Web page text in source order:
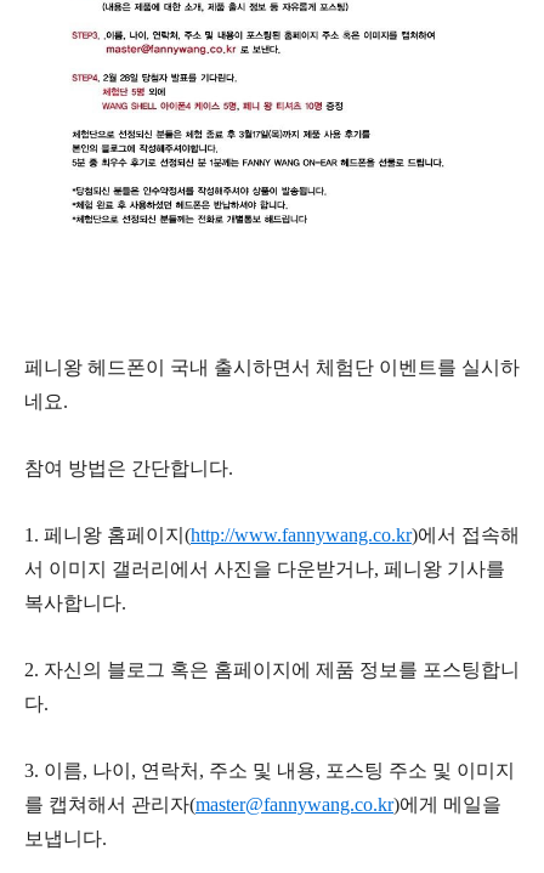
페니왕 헤드폰이 국내 출시하면서 체험단 이벤트를 실시하
네요.
참여 방법은 간단합니다.
1. 페니왕 홈페이지(http://www.fannywang.co.kr)에서 접속해
서 이미지 갤러리에서 사진을 다운받거나, 페니왕 기사를
복사합니다.
2. 자신의 블로그 혹은 홈페이지에 제품 정보를 포스팅합니
다.
3. 이름, 나이, 연락처, 주소 및 내용, 포스팅 주소 및 이미지
를 캡쳐해서 관리자(master@fannywang.co.kr)에게 메일을
보냅니다.